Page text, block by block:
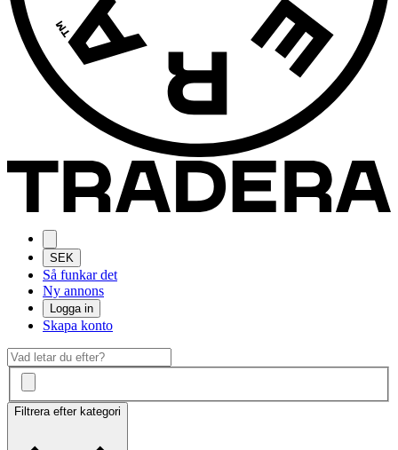
SEK
Så funkar det
Ny annons
Logga in
Skapa konto
Filtrera efter kategori